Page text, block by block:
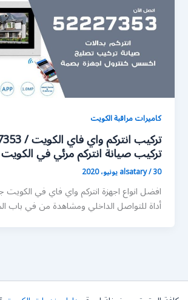
كاميرات مراقبة الكويت
تركيب صيانة انتركم مرئي في الكويت
alsatary/30 يونيو، 2020
افضل انواع اجهزة انتركم واي فاي في الكويت
أداة للتواصل الداخلي ومشاهدة من في باب